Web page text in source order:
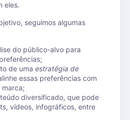
eles.
seguimos algumas
do público-alvo para
de uma estratégia de
essas preferências com
diversificado, que pode
vídeos, infográficos, entre